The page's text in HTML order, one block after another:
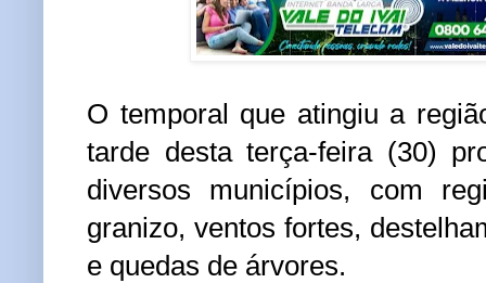
O temporal que atingiu a
tarde desta terça-feira (30)
diversos municípios, com
granizo, ventos fortes,
e quedas de árvores.